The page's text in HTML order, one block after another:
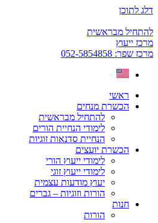
דלג לתוכן
להתחיל מבראשית
מרכז ייעוץ
מרכז שפר: 052-5854858
ראשי
הכשרת מנחים
להתחיל מבראשית
לימודי הנחיית הורים
הנחיית סדנאות זוגיות
הכשרת יועצים
לימודי ייעוץ הורי
לימודי ייעוץ זוגי
יעוץ מודעות עצמית
הורות וזוגיות – גברים
חנות
הורות